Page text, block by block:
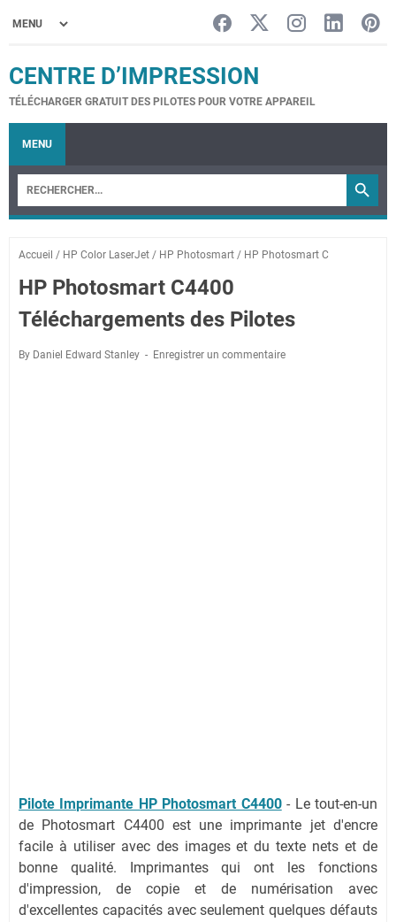
CENTRE D’IMPRESSION
TÉLÉCHARGER GRATUIT DES PILOTES POUR VOTRE APPAREIL
MENU
Accueil / HP Color LaserJet / HP Photosmart / HP Photosmart C
HP Photosmart C4400
Téléchargements des Pilotes
By Daniel Edward Stanley Enregistrer un commentaire
Pilote Imprimante HP Photosmart C4400 - Le tout-en-un
de Photosmart C4400 est une imprimante jet d'encre
facile à utiliser avec des images et du texte nets et de
bonne qualité. Imprimantes qui ont les fonctions
d'impression, de copie et de numérisation avec
d'excellentes capacités avec seulement quelques défauts